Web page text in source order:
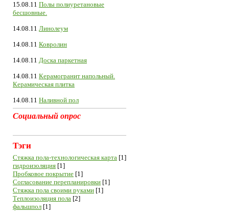
15.08.11 Полы полиуретановые
бесшовные.
14.08.11 Линолеум
14.08.11 Ковролин
14.08.11 Доска паркетная
14.08.11 Керамогранит напольный.
Керамическая плитка
14.08.11 Наливной пол
Социальный опрос
Тэги
Cтяжка пола-технологическая карта [1]
гидроизоляция [1]
Пробковое покрытие [1]
Согласование перепланировки [1]
Стяжка пола своими руками [1]
Теплоизоляция пола [2]
фальшпол [1]